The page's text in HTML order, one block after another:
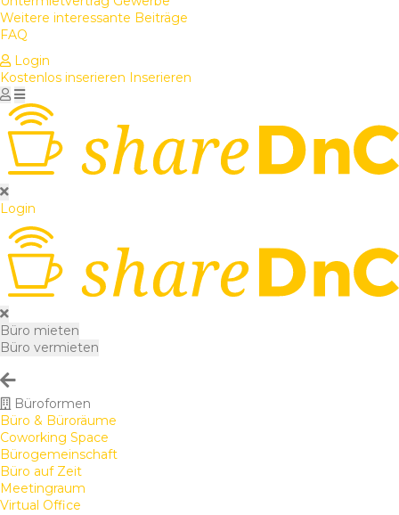
Weitere interessante Beiträge
FAQ
Login
Kostenlos inserieren Inserieren
Login
Büro mieten
Büro vermieten
Büroformen
Büro & Büroräume
Coworking Space
Bürogemeinschaft
Büro auf Zeit
Meetingraum
Virtual Office